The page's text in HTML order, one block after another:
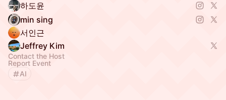
하도윤
min sing
서인근
Jeffrey Kim
Contact the Host
Report Event
AI